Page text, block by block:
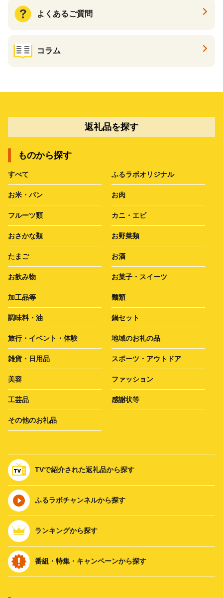
よくあるご質問
コラム
返礼品を探す
ものから探す
すべて ふるラボオリジナル
お米・パン お肉
フルーツ類 カニ・エビ
おさかな類 お野菜類
たまご お酒
お飲み物 お菓子・スイーツ
加工品等 麺類
調味料・油 鍋セット
旅行・イベント・体験 地域のお礼の品
雑貨・日用品 スポーツ・アウトドア
美容 ファッション
工芸品 感謝状等
その他のお礼品
TVで紹介された返礼品から探す
ふるラボチャンネルから探す
ランキングから探す
番組・特集・キャンペーンから探す